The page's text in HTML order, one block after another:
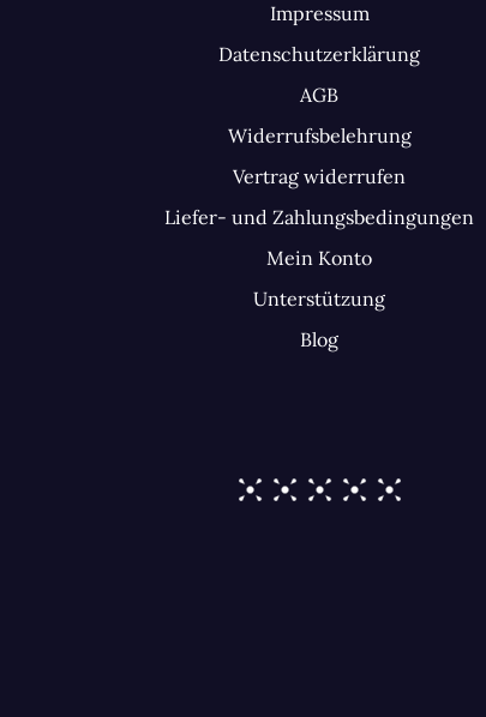
Impressum
Datenschutzerklärung
AGB
Widerrufsbelehrung
Vertrag widerrufen
Liefer- und Zahlungsbedingungen
Mein Konto
Unterstützung
Blog